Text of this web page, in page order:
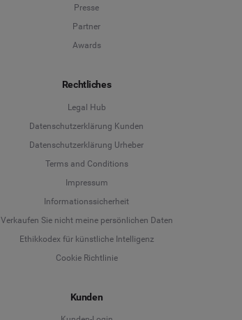
Presse
Partner
Awards
Rechtliches
Legal Hub
Datenschutzerklärung Kunden
Datenschutzerklärung Urheber
Terms and Conditions
Impressum
Informationssicherheit
Verkaufen Sie nicht meine persönlichen Daten
Ethikkodex für künstliche Intelligenz
Cookie Richtlinie
Kunden
Deutsch